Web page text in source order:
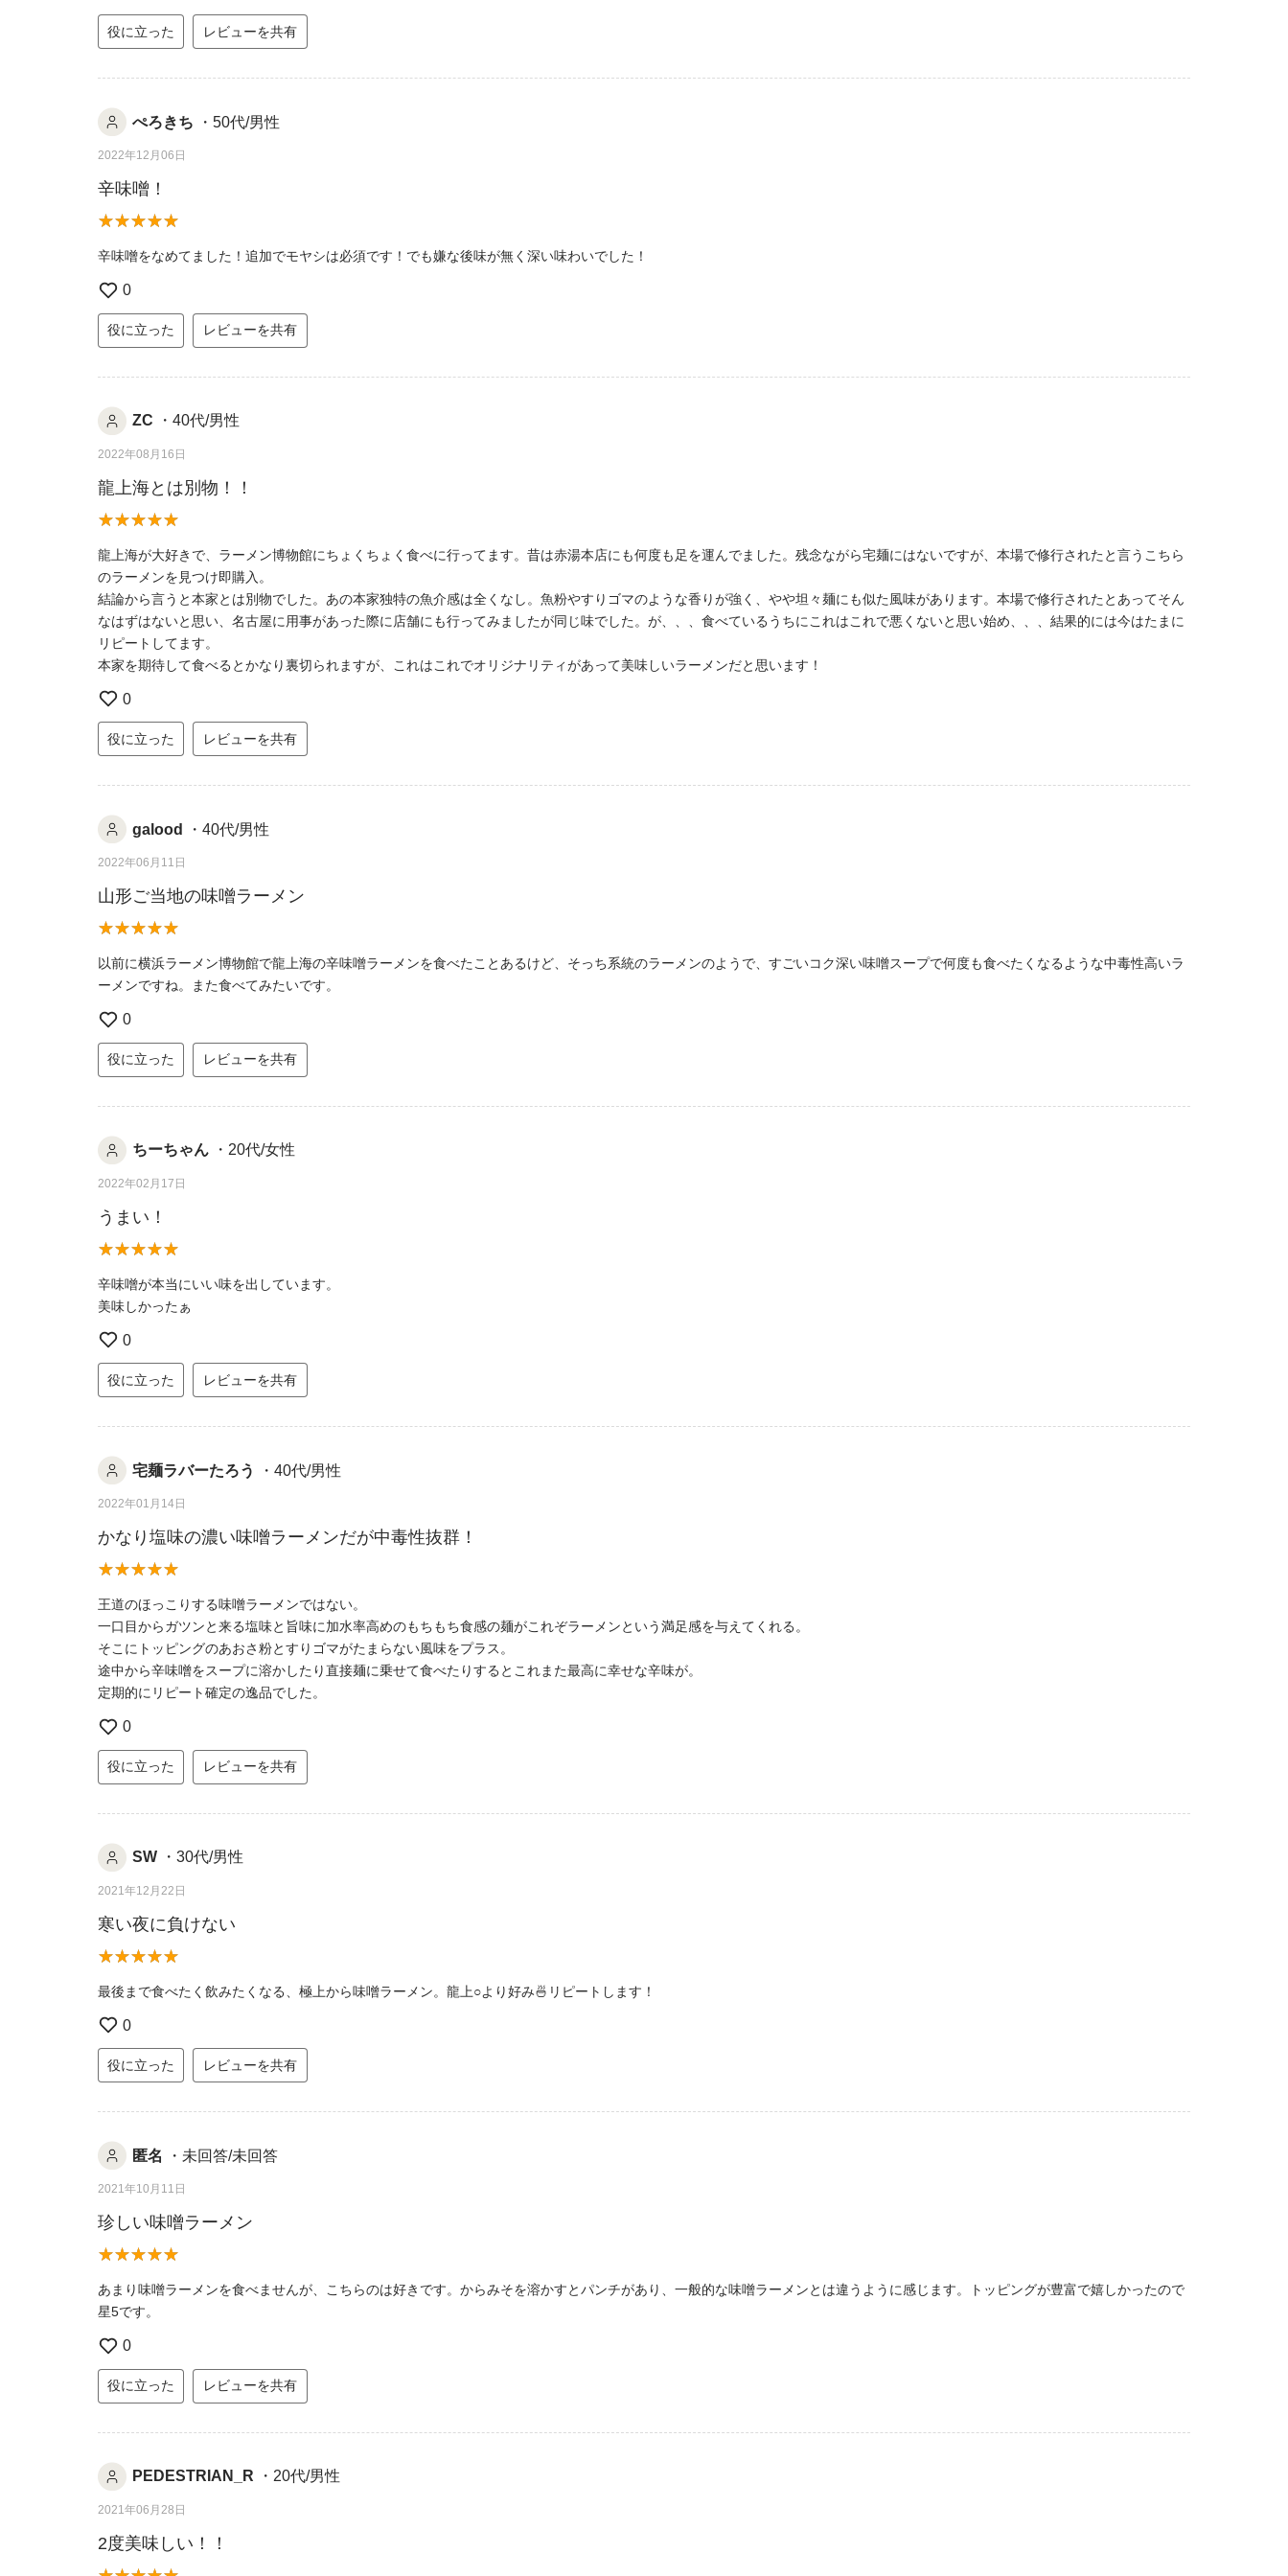
役に立った レビューを共有
ぺろきち ・50代/男性
2022年12月06日
辛味噌！
辛味噌をなめてました！追加でモヤシは必須です！でも嫌な後味が無く深い味わいでした！
0
役に立った レビューを共有
ZC ・40代/男性
2022年08月16日
龍上海とは別物！！
龍上海が大好きで、ラーメン博物館にちょくちょく食べに行ってます。昔は赤湯本店にも何度も足を運んでました。残念ながら宅麺にはないですが、本場で修行されたと言うこちら
のラーメンを見つけ即購入。
結論から言うと本家とは別物でした。あの本家独特の魚介感は全くなし。魚粉やすりゴマのような香りが強く、やや坦々麺にも似た風味があります。本場で修行されたとあってそん
なはずはないと思い、名古屋に用事があった際に店舗にも行ってみましたが同じ味でした。が、、、食べているうちにこれはこれで悪くないと思い始め、、、結果的には今はたまに
リピートしてます。
本家を期待して食べるとかなり裏切られますが、これはこれでオリジナリティがあって美味しいラーメンだと思います！
0
役に立った レビューを共有
galood ・40代/男性
2022年06月11日
山形ご当地の味噌ラーメン
以前に横浜ラーメン博物館で龍上海の辛味噌ラーメンを食べたことあるけど、そっち系統のラーメンのようで、すごいコク深い味噌スープで何度も食べたくなるような中毒性高いラ
ーメンですね。また食べてみたいです。
0
役に立った レビューを共有
ちーちゃん ・20代/女性
2022年02月17日
うまい！
辛味噌が本当にいい味を出しています。
美味しかったぁ
0
役に立った レビューを共有
宅麺ラバーたろう ・40代/男性
2022年01月14日
かなり塩味の濃い味噌ラーメンだが中毒性抜群！
王道のほっこりする味噌ラーメンではない。
一口目からガツンと来る塩味と旨味に加水率高めのもちもち食感の麺がこれぞラーメンという満足感を与えてくれる。
そこにトッピングのあおさ粉とすりゴマがたまらない風味をプラス。
途中から辛味噌をスープに溶かしたり直接麺に乗せて食べたりするとこれまた最高に幸せな辛味が。
定期的にリピート確定の逸品でした。
0
役に立った レビューを共有
SW ・30代/男性
2021年12月22日
寒い夜に負けない
最後まで食べたく飲みたくなる、極上から味噌ラーメン。龍上○より好み🍜リピートします！
0
役に立った レビューを共有
匿名 ・未回答/未回答
2021年10月11日
珍しい味噌ラーメン
あまり味噌ラーメンを食べませんが、こちらのは好きです。からみそを溶かすとパンチがあり、一般的な味噌ラーメンとは違うように感じます。トッピングが豊富で嬉しかったので
星5です。
0
役に立った レビューを共有
PEDESTRIAN_R ・20代/男性
2021年06月28日
2度美味しい！！